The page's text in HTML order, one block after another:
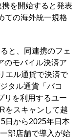
を開始すると発表
ての海外統一規格
と、同連携のフェ
のモバイル決済ア
エル通貨で決済で
タル通貨「バコ
リを利用するユー
をスキャンして越
日から2025年日本
部店舗で導入が始